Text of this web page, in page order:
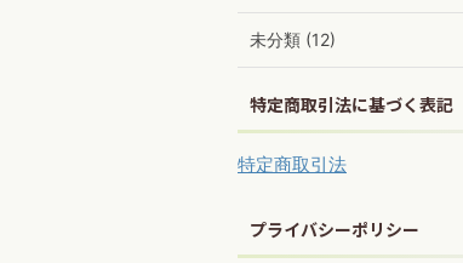
未分類 (12)
特定商取引法に基づく表記
特定商取引法
プライバシーポリシー